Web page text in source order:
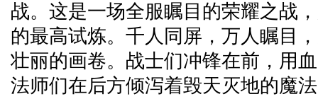
战。这是一场全服瞩目的荣耀之战
的最高试炼。千人同屏，万人瞩目
壮丽的画卷。战士们冲锋在前，用
法师们在后方倾泻着毁天灭地的魔